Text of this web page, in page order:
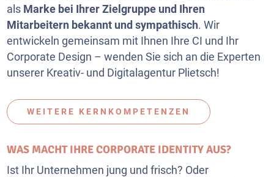
als Marke bei Ihrer Zielgruppe und Ihren
Mitarbeitern bekannt und sympathisch. Wir
entwickeln gemeinsam mit Ihnen Ihre CI und Ihr
Corporate Design – wenden Sie sich an die Experten
unserer Kreativ- und Digitalagentur Plietsch!
WEITERE KERNKOMPETENZEN
WAS MACHT IHRE CORPORATE IDENTITY AUS?
Ist Ihr Unternehmen jung und frisch? Oder